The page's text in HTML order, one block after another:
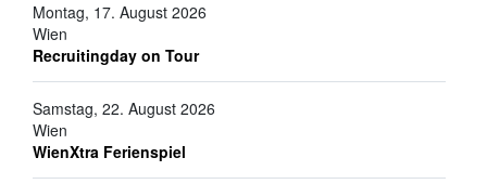
Montag, 17. August 2026
Wien
Recruitingday on Tour
Samstag, 22. August 2026
Wien
WienXtra Ferienspiel